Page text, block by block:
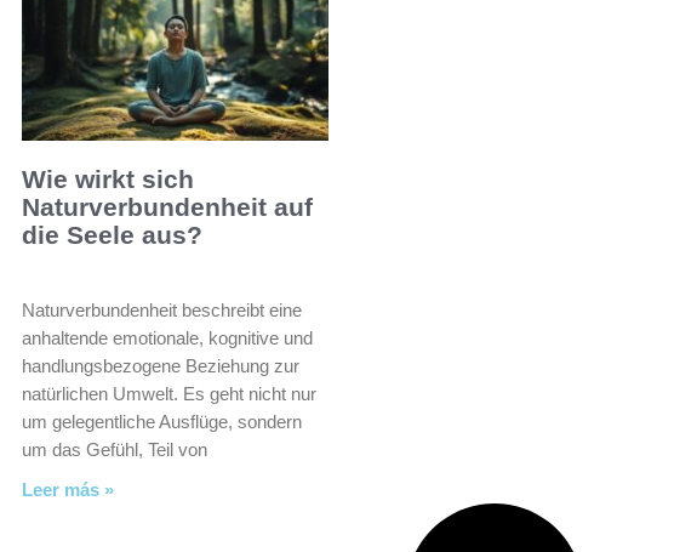
Wie wirkt sich
Naturverbundenheit auf
die Seele aus?
Naturverbundenheit beschreibt eine
anhaltende emotionale, kognitive und
handlungsbezogene Beziehung zur
natürlichen Umwelt. Es geht nicht nur
um gelegentliche Ausflüge, sondern
um das Gefühl, Teil von
Leer más »